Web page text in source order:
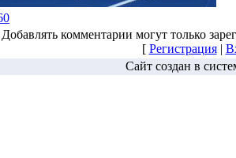
Добавлять комментарии могут только
[ Регистрация|
Сайт создан в